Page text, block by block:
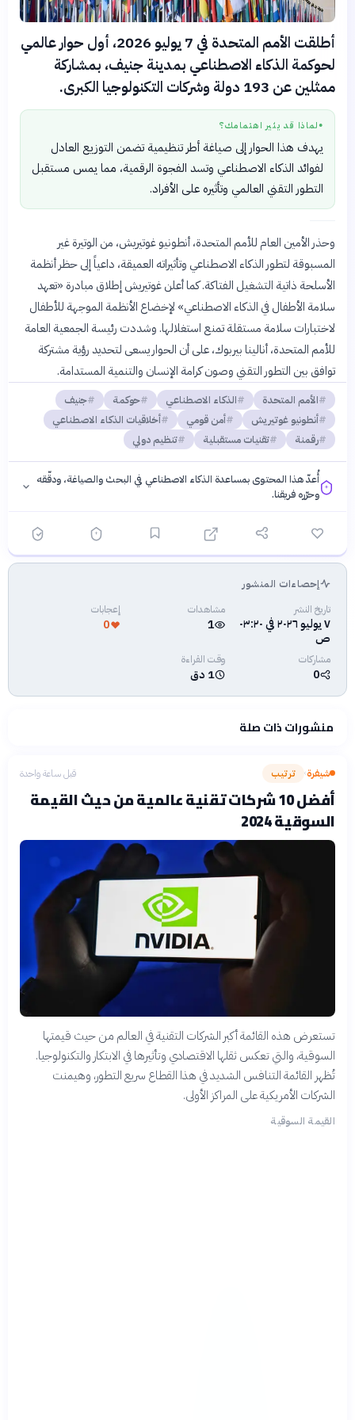
أطلقت الأمم المتحدة في 7 يوليو 2026، أول حوار عالمي
لحوكمة الذكاء الاصطناعي بمدينة جنيف، بمشاركة
ممثلين عن 193 دولة وشركات التكنولوجيا الكبرى.
● لماذا قد يثير اهتمامك؟
يهدف هذا الحوار إلى صياغة أطر تنظيمية تضمن التوزيع العادل
لفوائد الذكاء الاصطناعي وتسد الفجوة الرقمية، مما يمس مستقبل
التطور التقني العالمي وتأثيره على الأفراد.
وحذر الأمين العام للأمم المتحدة، أنطونيو غوتيريش، من الوتيرة غير
المسبوقة لتطور الذكاء الاصطناعي وتأثيراته العميقة، داعياً إلى حظر أنظمة
الأسلحة ذاتية التشغيل الفتاكة. كما أعلن غوتيريش إطلاق مبادرة «تعهد
سلامة الأطفال في الذكاء الاصطناعي» لإخضاع الأنظمة الموجهة للأطفال
لاختبارات سلامة مستقلة تمنع استغلالها. وشددت رئيسة الجمعية العامة
للأمم المتحدة، أنالينا بيربوك، على أن الحوار يسعى لتحديد رؤية مشتركة
توافق بين التطور التقني وصون كرامة الإنسان والتنمية المستدامة.
الأمم المتحدة الذكاء الاصطناعي حوكمة
جنيف
أنطونيو غوتيريش
أمن قومي
أخلاقيات الذكاء الاصطناعي
رقمنة
تقنيات مستقبلية تنظيم دولي
أُعدّ هذا المحتوى بمساعدة الذكاء الاصطناعي في البحث والصياغة، ودقّقه
وحرّره فريقنا.
فلسفتنا المعرفية·سياسة الذكاء الاصطناعيإحصاءات المنشور
تاريخ النشر
٧ يوليو ٢٠٢٦ في ٠٣:٢٠
ص
مشاهدات
1
إعجابات
0
مشاركات
0
وقت القراءة
1 دق
منشورات ذات صلة
شيفرة› ترتيب قبل ساعة واحدة
أفضل 10 شركات تقنية عالمية من حيث القيمة
السوقية 2024
تستعرض هذه القائمة أكبر الشركات التقنية في العالم من حيث قيمتها
السوقية، والتي تعكس ثقلها الاقتصادي وتأثيرها في الابتكار والتكنولوجيا.
تُظهر القائمة التنافس الشديد في هذا القطاع سريع التطور، وهيمنت
الشركات الأمريكية على المراكز الأولى.
القيمة السوقية